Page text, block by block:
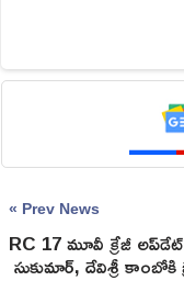
« Prev News
RC 17 మూవీ క్రేజీ
సుకుమార్, దేవిశ్రీ కాంబోకి